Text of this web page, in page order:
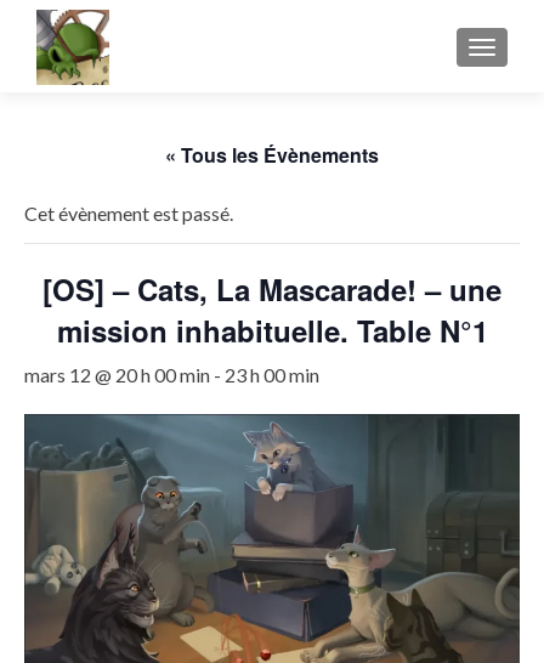
« Tous les Évènements
Cet évènement est passé.
[OS] – Cats, La Mascarade! – une
mission inhabituelle. Table N°1
mars 12 @ 20 h 00 min - 23 h 00 min